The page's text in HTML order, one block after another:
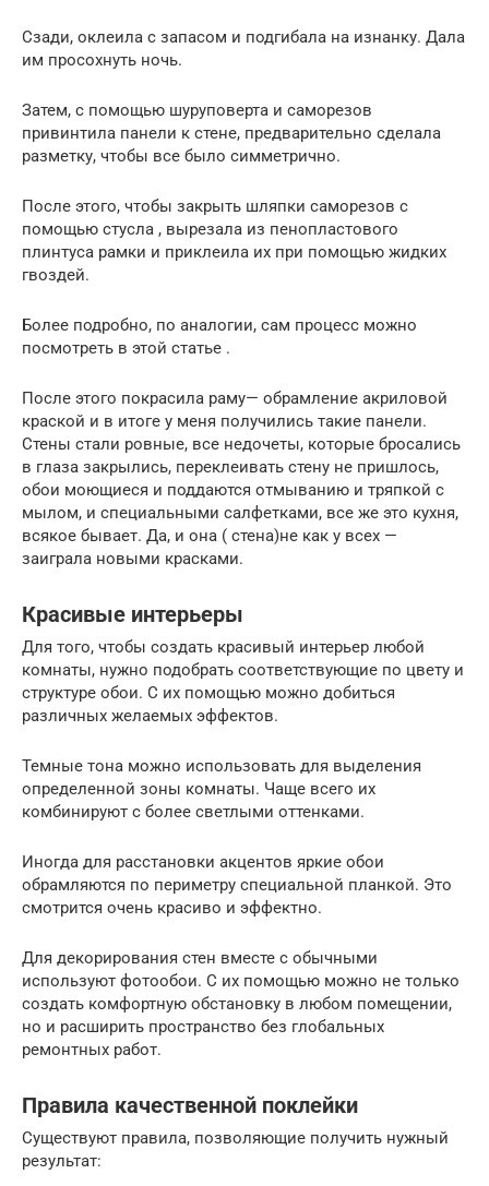
Сзади, оклеила с запасом и подгибала на изнанку. Дала
им просохнуть ночь.
Затем, с помощью шуруповерта и саморезов
привинтила панели к стене, предварительно сделала
разметку, чтобы все было симметрично.
После этого, чтобы закрыть шляпки саморезов с
помощью стусла , вырезала из пенопластового
плинтуса рамки и приклеила их при помощью жидких
гвоздей.
Более подробно, по аналогии, сам процесс можно
посмотреть в этой статье .
После этого покрасила раму— обрамление акриловой
краской и в итоге у меня получились такие панели.
Стены стали ровные, все недочеты, которые бросались
в глаза закрылись, переклеивать стену не пришлось,
обои моющиеся и поддаются отмыванию и тряпкой с
мылом, и специальными салфетками, все же это кухня,
всякое бывает. Да, и она ( стена)не как у всех —
заиграла новыми красками.
Красивые интерьеры
Для того, чтобы создать красивый интерьер любой
комнаты, нужно подобрать соответствующие по цвету и
структуре обои. С их помощью можно добиться
различных желаемых эффектов.
Темные тона можно использовать для выделения
определенной зоны комнаты. Чаще всего их
комбинируют с более светлыми оттенками.
Иногда для расстановки акцентов яркие обои
обрамляются по периметру специальной планкой. Это
смотрится очень красиво и эффектно.
Для декорирования стен вместе с обычными
используют фотообои. С их помощью можно не только
создать комфортную обстановку в любом помещении,
но и расширить пространство без глобальных
ремонтных работ.
Правила качественной поклейки
Существуют правила, позволяющие получить нужный
результат: